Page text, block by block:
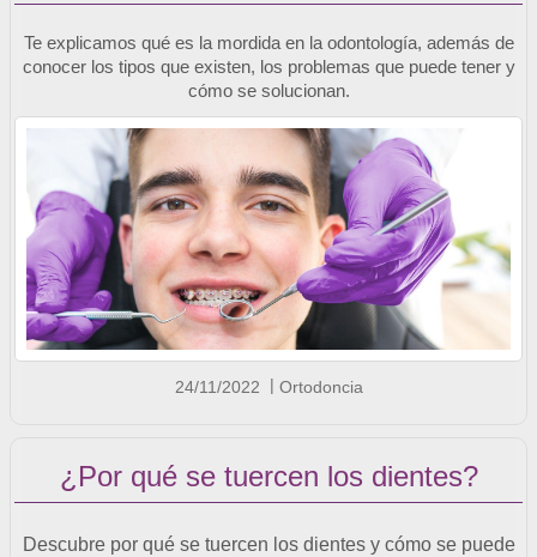
Te explicamos qué es la mordida en la odontología, además de
conocer los tipos que existen, los problemas que puede tener y
cómo se solucionan.
24/11/2022 Ortodoncia
¿Por qué se tuercen los dientes?
Descubre por qué se tuercen los dientes y cómo se puede